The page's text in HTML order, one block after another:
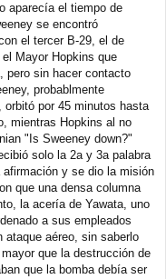
aparecía el tiempo de
se encontró
el tercer B-29, el de
Mayor Hopkins que
pero sin hacer contacto
probablmente
orbitó por 45 minutos hasta
mientras Hopkins al no
"Is Sweeney down?"
solo la 2a y 3a palabra
y se dio la misión
que una densa columna
la acería de Yawata, uno
a sus empleados
ataque aéreo, sin saberlo
que la destrucción de
que la bomba debía ser